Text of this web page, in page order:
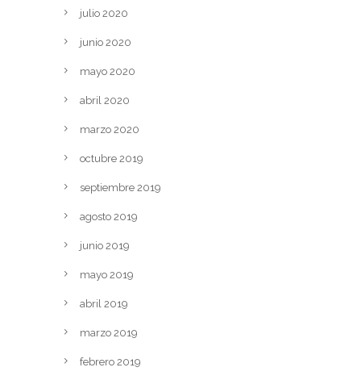
julio 2020
junio 2020
mayo 2020
abril 2020
marzo 2020
octubre 2019
septiembre 2019
agosto 2019
junio 2019
mayo 2019
abril 2019
marzo 2019
febrero 2019